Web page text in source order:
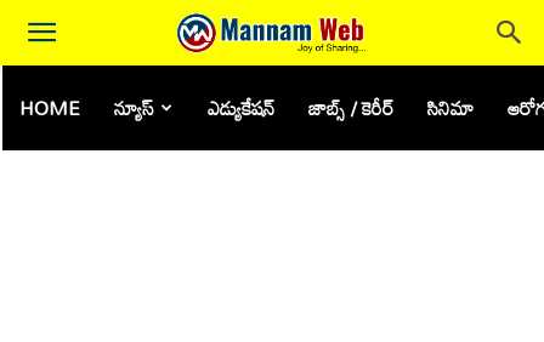
HOME న్యూస్ ఎడ్యుకేషన్ జాబ్స్ / కెరీర్ సినిమా